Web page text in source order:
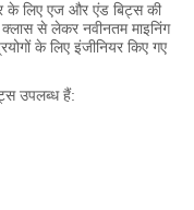
के लिए एज और एंड बिट्स की
क्लास से लेकर नवीनतम माइनिंग
के लिए इंजीनियर किए गए
उपलब्ध हैं: